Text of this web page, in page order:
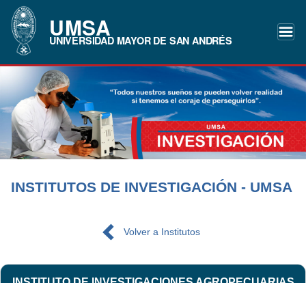
UMSA
UNIVERSIDAD MAYOR DE SAN ANDRÉS
INSTITUTOS DE INVESTIGACIÓN - UMSA
Volver a Institutos